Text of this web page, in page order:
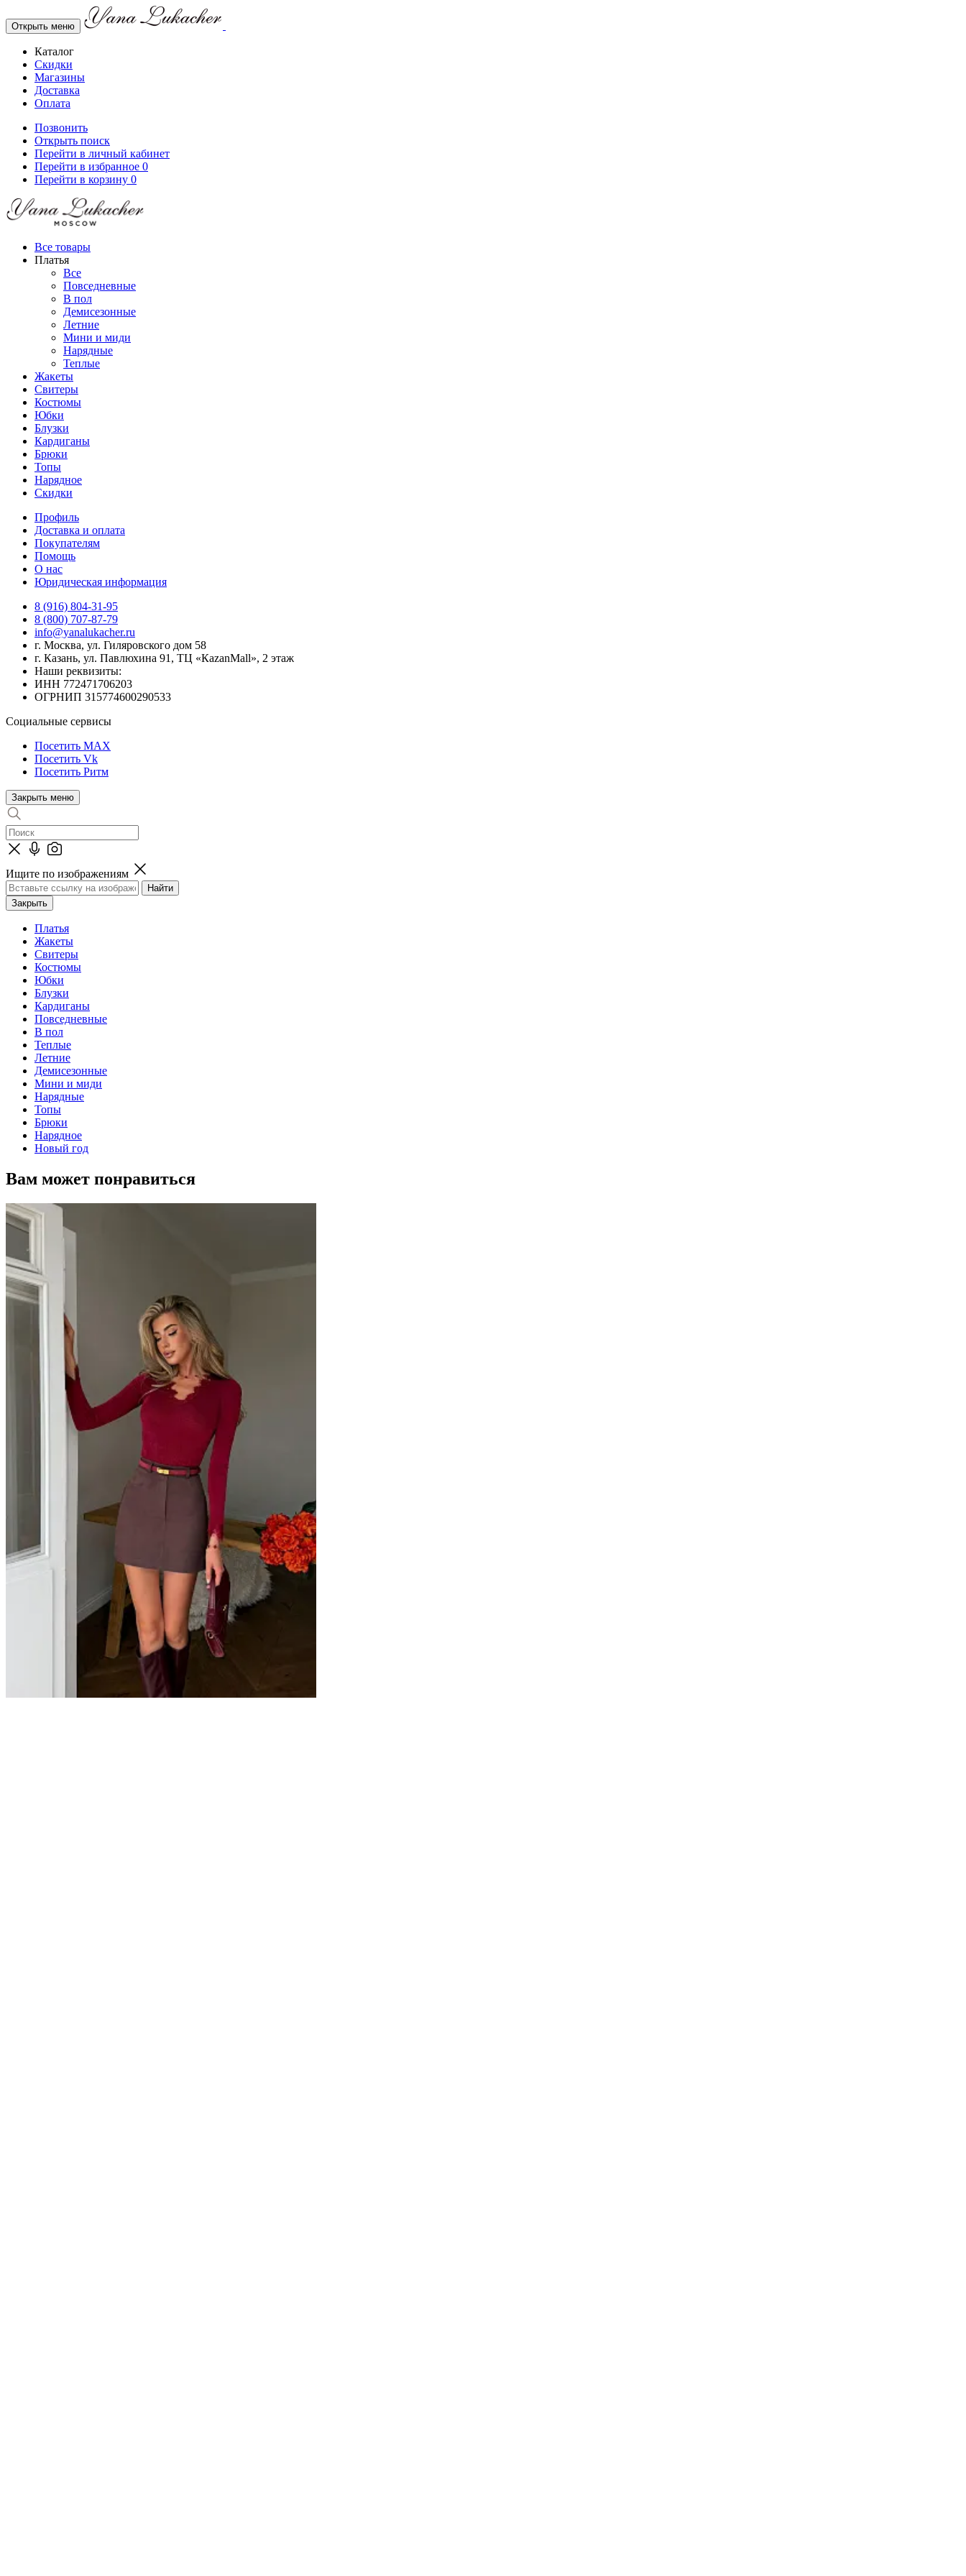
Открыть меню
Каталог
Скидки
Магазины
Доставка
Оплата
Позвонить
Открыть поиск
Перейти в личный кабинет
Перейти в избранное 0
Перейти в корзину 0
Все товары
Платья
Все
Повседневные
В пол
Демисезонные
Летние
Мини и миди
Нарядные
Теплые
Жакеты
Свитеры
Костюмы
Юбки
Блузки
Кардиганы
Брюки
Топы
Нарядное
Скидки
Профиль
Доставка и оплата
Покупателям
Помощь
О нас
Юридическая информация
8 (916) 804-31-95
8 (800) 707-87-79
info@yanalukacher.ru
г. Москва, ул. Гиляровского дом 58
г. Казань, ул. Павлюхина 91, ТЦ «КazanMall», 2 этаж
Наши реквизиты:
ИНН 772471706203
ОГРНИП 315774600290533
Социальные сервисы
Посетить MAX
Посетить Vk
Посетить Ритм
Закрыть меню
Ищите по изображениям
Закрыть
Платья
Жакеты
Свитеры
Костюмы
Юбки
Блузки
Кардиганы
Повседневные
В пол
Теплые
Летние
Демисезонные
Мини и миди
Нарядные
Топы
Брюки
Нарядное
Новый год
Вам может понравиться